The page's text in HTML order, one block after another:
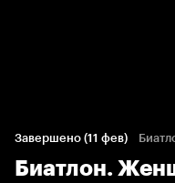
Завершено (11 фев)
Биатлон.